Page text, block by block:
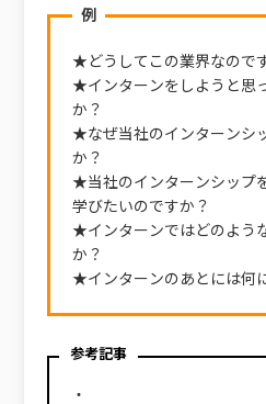
例
★どうしてこの業界なので
★インターンをしようと思
か？
★なぜ当社のインターンシ
か？
★当社のインターンシップ
学びたいのですか？
★インターンではどのよう
か？
★インターンのあとには何
参考記事
・